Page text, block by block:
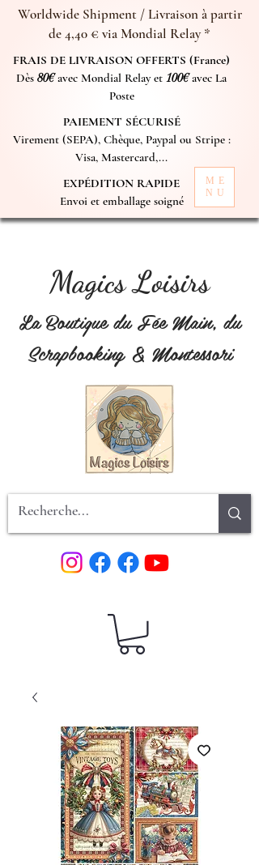
Worldwide Shipment / Livraison à partir
de 4,40 € via Mondial Relay *
FRAIS DE LIVRAISON OFFERTS (France)
Dès 80€avec Mondial Relay et 100€avec La
Poste
PAIEMENT SÉCURISÉ
Virement (SEPA), Chèque, Paypal ou Stripe :
Visa, Mastercard,...
EXPÉDITION RAPIDE
Envoi et emballage soigné
ME
NU
Magics Loisirs
La Boutique du Fée Main, du
Scrapbooking & Montessori